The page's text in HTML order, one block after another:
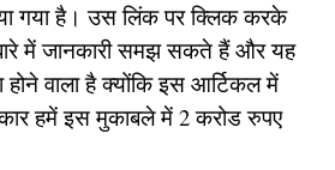
गया है। उस लिंक पर क्लिक करके
में जानकारी समझ सकते हैं और यह
वाला है क्योंकि इस आर्टिकल में
हमें इस मुकाबले में 2 करोड रुपए